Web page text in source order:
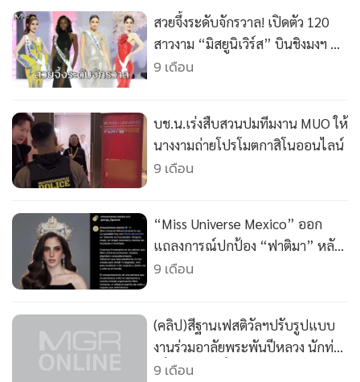
• Motoring
• เกม
• วิทยาศาสตร์
• SMEs
• หุ้น
• อินโดจีน
กองทุนรวม
• Celeb Online
• Factcheck
ญี่ปุ่น
News1
• Gotomanager
สวยจึ้งระดับจักรวาล! เปิดตัว 120
สาวงาม “มิสยูนิเวิร์ส” บินชิงมงฯ บน
แผ่นดินไทย
9 เดือน
บช.น.เร่งสืบสวนปมทีมงาน MUO ให้
นางงามถ่ายโปรโมตกาสิโนออนไลน์
9 เดือน
“Miss Universe Mexico” ออก
แถลงการณ์ปกป้อง “ฟาติมา” หลัง
เหตุปะทะ “ณวัฒน์” กลางห้อง
9 เดือน
(คลิป)สีฐานเฟสติวัลฯปรับรูปแบบ
งานร่วมอาลัยพระพันปีหลวง นักท่อง
เที่ยวหลายหมื่นเข้าชมงานคืนแรก
9 เดือน